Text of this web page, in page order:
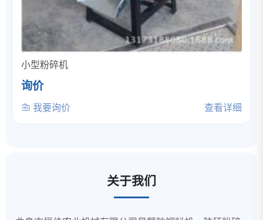
小型粉碎机
询价
我要询价 查看详细
关于我们